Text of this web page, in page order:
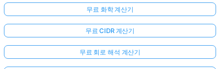
무료 화학 계산기
무료 CIDR 계산기
무료 회로 해석 계산기